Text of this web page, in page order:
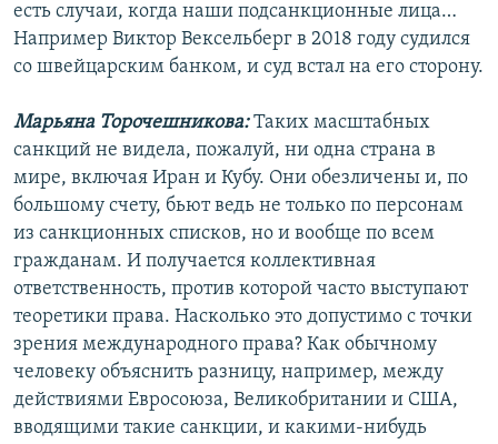
есть случаи, когда наши подсанкционные лица…
Например Виктор Вексельберг в 2018 году судился
со швейцарским банком, и суд встал на его сторону.
Марьяна Торочешникова:Таких масштабных
санкций не видела, пожалуй, ни одна страна в
мире, включая Иран и Кубу. Они обезличены и, по
большому счету, бьют ведь не только по персонам
из санкционных списков, но и вообще по всем
гражданам. И получается коллективная
ответственность, против которой часто выступают
теоретики права. Насколько это допустимо с точки
зрения международного права? Как обычному
человеку объяснить разницу, например, между
действиями Евросоюза, Великобритании и США,
вводящими такие санкции, и какими-нибудь